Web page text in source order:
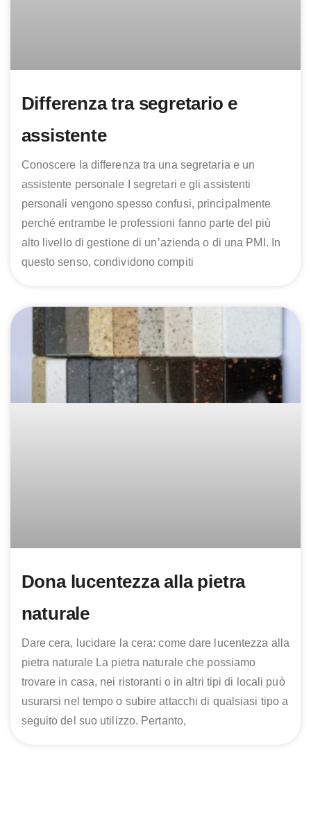
Differenza tra segretario e
assistente
Conoscere la differenza tra una segretaria e un
assistente personale I segretari e gli assistenti
personali vengono spesso confusi, principalmente
perché entrambe le professioni fanno parte del più
alto livello di gestione di un’azienda o di una PMI. In
questo senso, condividono compiti
Dona lucentezza alla pietra
naturale
Dare cera, lucidare la cera: come dare lucentezza alla
pietra naturale La pietra naturale che possiamo
trovare in casa, nei ristoranti o in altri tipi di locali può
usurarsi nel tempo o subire attacchi di qualsiasi tipo a
seguito del suo utilizzo. Pertanto,